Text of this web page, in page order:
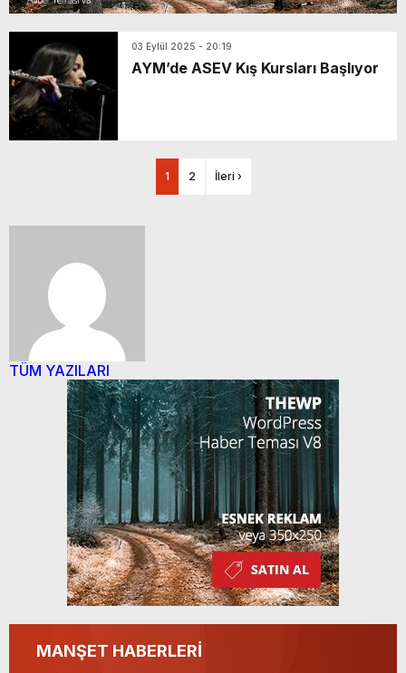
03 Eylül 2025 - 20:19
AYM’de ASEV Kış Kursları Başlıyor
1 2 İleri ›
TÜM YAZILARI
MANŞET HABERLERİ